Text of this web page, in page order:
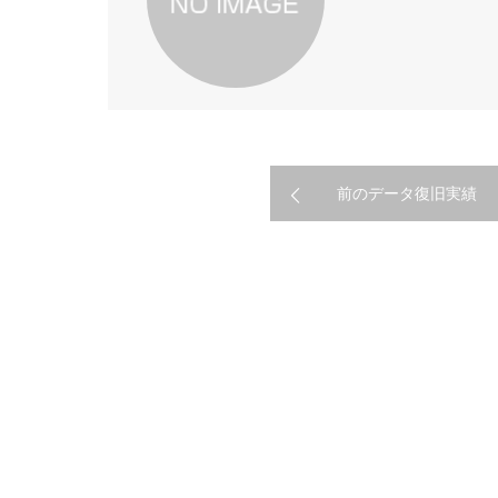
前のデータ復旧実績